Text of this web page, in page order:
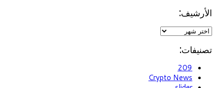
الأرشيف:
تصنيفات:
209
Crypto News